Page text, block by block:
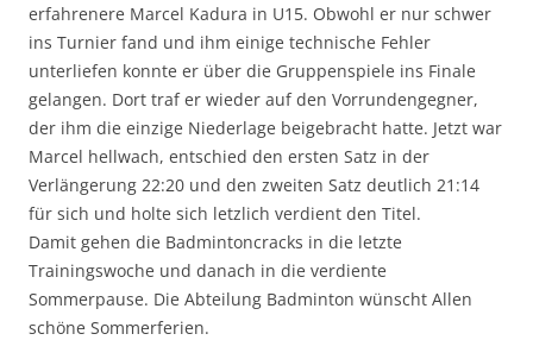
erfahrenere Marcel Kadura in U15. Obwohl er nur schwer
ins Turnier fand und ihm einige technische Fehler
unterliefen konnte er über die Gruppenspiele ins Finale
gelangen. Dort traf er wieder auf den Vorrundengegner,
der ihm die einzige Niederlage beigebracht hatte. Jetzt war
Marcel hellwach, entschied den ersten Satz in der
Verlängerung 22:20 und den zweiten Satz deutlich 21:14
für sich und holte sich letzlich verdient den Titel.
Damit gehen die Badmintoncracks in die letzte
Trainingswoche und danach in die verdiente
Sommerpause. Die Abteilung Badminton wünscht Allen
schöne Sommerferien.